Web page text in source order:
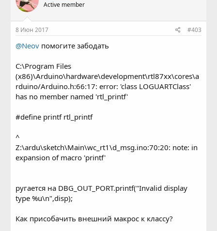
Active member
8 Июн 2017 #403
@Neov помогите забодать
C:\Program Files
(x86)\Arduino\hardware\development\rtl87xx\cores\a
rduino/Arduino.h:66:17: error: 'class LOGUARTClass'
has no member named 'rtl_printf'
#define printf rtl_printf
^
Z:\ardu\sketch\Main\wc_rt1\d_msg.ino:70:20: note: in
expansion of macro 'printf'
ругается на DBG_OUT_PORT.printf("Invalid display
type %u\n",disp);
Как присобачить внешний макрос к классу?